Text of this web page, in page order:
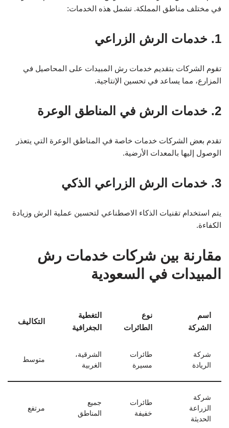
في مختلف مناطق المملكة. تشمل هذه الخدمات:
1. خدمات الرش الزراعي
تقوم الشركات بتقديم خدمات رش المبيدات على المحاصيل في
المزارع، مما يساعد في تحسين الإنتاجية.
2. خدمات الرش في المناطق الوعرة
تقدم بعض الشركات خدمات خاصة في المناطق الوعرة التي يتعذر
الوصول إليها بالمعدات الأرضية.
3. خدمات الرش الزراعي الذكي
يتم استخدام تقنيات الذكاء الاصطناعي لتحسين عملية الرش وزيادة
الكفاءة.
مقارنة بين شركات خدمات رش
المبيدات في السعودية
اسم
الشركة
نوع
الطائرات
التغطية
الجغرافية
التكاليف
شركة
الريادة
طائرات
مسيرة
الشرقية،
الغربية
متوسط
شركة
الزراعة
الحديثة
طائرات
خفيفة
جميع
المناطق
مرتفع